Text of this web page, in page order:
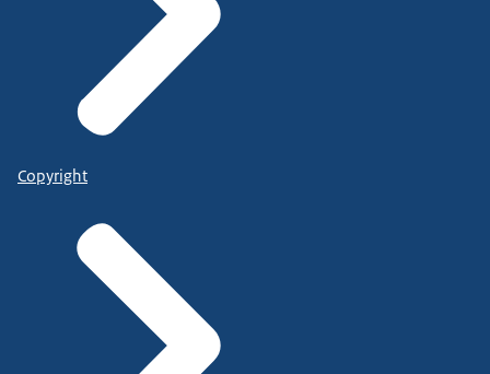
Copyright